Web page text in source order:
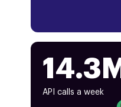
14.3M
API calls a week